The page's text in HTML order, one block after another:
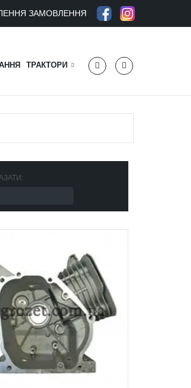
ЗАМОВЛЕННЯ
ТРАКТОРИ